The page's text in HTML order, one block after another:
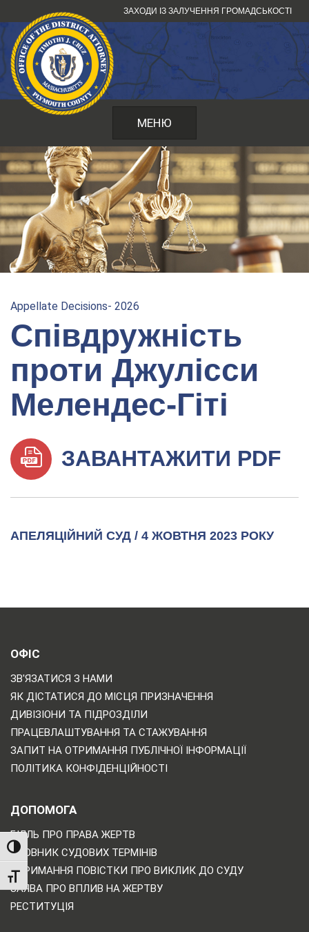
TOGGLE HIGH CONTRAST
TOGGLE FONT SIZE
до
змісту
ЗАХОДИ ІЗ ЗАЛУЧЕННЯ ГРОМАДСЬКОСТІ
МЕНЮ
Appellate Decisions- 2026
Співдружність
проти Джулісси
Мелендес-Гіті
ЗАВАНТАЖИТИ PDF
АПЕЛЯЦІЙНИЙ СУД / 4 ЖОВТНЯ 2023 РОКУ
ОФІС
ЗВ'ЯЗАТИСЯ З НАМИ
ЯК ДІСТАТИСЯ ДО МІСЦЯ ПРИЗНАЧЕННЯ
ДИВІЗІОНИ ТА ПІДРОЗДІЛИ
ПРАЦЕВЛАШТУВАННЯ ТА СТАЖУВАННЯ
ЗАПИТ НА ОТРИМАННЯ ПУБЛІЧНОЇ ІНФОРМАЦІЇ
ПОЛІТИКА КОНФІДЕНЦІЙНОСТІ
ДОПОМОГА
БІЛЛЬ ПРО ПРАВА ЖЕРТВ
СЛОВНИК СУДОВИХ ТЕРМІНІВ
ОТРИМАННЯ ПОВІСТКИ ПРО ВИКЛИК ДО СУДУ
ЗАЯВА ПРО ВПЛИВ НА ЖЕРТВУ
РЕСТИТУЦІЯ